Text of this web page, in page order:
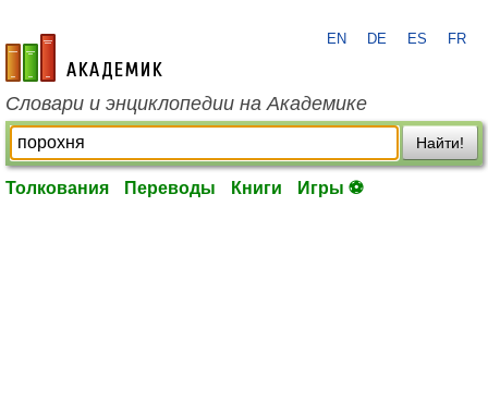
academic.ru
EN DE ES FR
Словари и энциклопедии на Академике
Найти!
Толкования Переводы Книги Игры ⚽